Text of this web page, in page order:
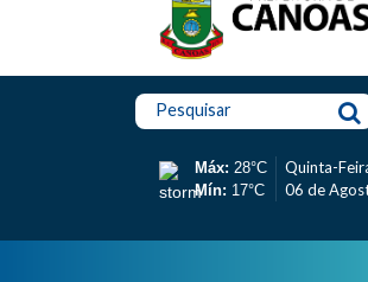
Pesquisar
Máx: 28°C
Mín: 17°C
Quinta-
06 de